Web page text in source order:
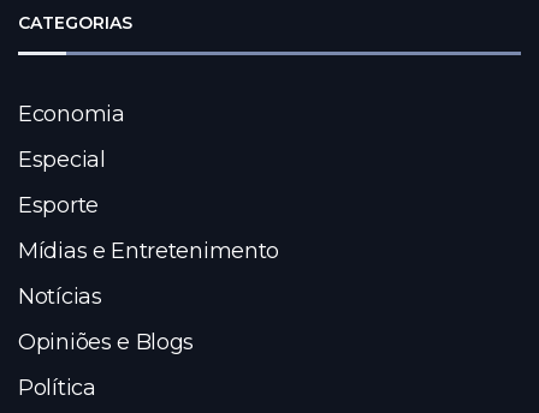
CATEGORIAS
Economia
Especial
Esporte
Mídias e Entretenimento
Notícias
Opiniões e Blogs
Política